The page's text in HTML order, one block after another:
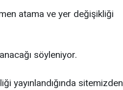
atama ve yer değişikliği
söyleniyor.
yayınlandığında sitemizden